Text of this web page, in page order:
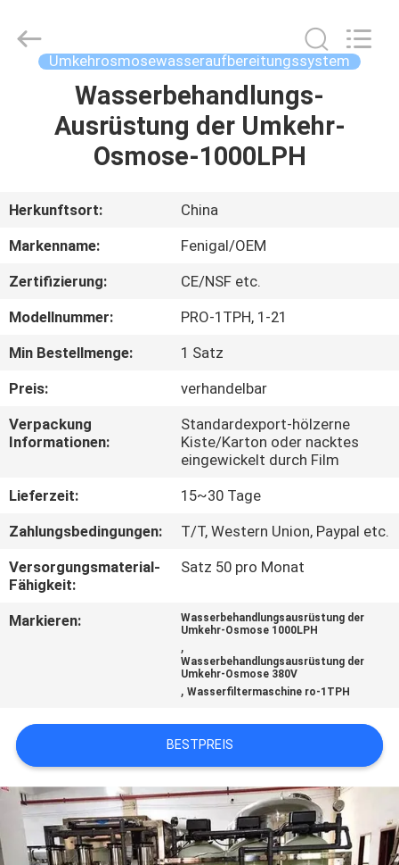
PRODUKTE
ÜBER
UNS
FABRIK-
AUSFLUG
QUALITÄTSKONTROLLE
TRETEN
MIT
UNS
IN
VERBINDUNG
SIE EIN
ZITAT
SITEMAP
Umkehrosmosewasseraufbereitungssystem
Wasserbehandlungs-
Ausrüstung der Umkehr-
Osmose-1000LPH
Herkunftsort:
China
Markenname:
Fenigal/OEM
Zertifizierung:
CE/NSF etc.
Modellnummer:
PRO-1TPH, 1-21
Min Bestellmenge:
1 Satz
Preis:
verhandelbar
Verpackung
Informationen:
Standardexport-hölzerne
Kiste/Karton oder nacktes
eingewickelt durch Film
Lieferzeit:
15~30 Tage
Zahlungsbedingungen:
T/T, Western Union, Paypal etc.
Versorgungsmaterial-
Fähigkeit:
Satz 50 pro Monat
Markieren:
Wasserbehandlungsausrüstung der
Umkehr-Osmose 1000LPH
,
Wasserbehandlungsausrüstung der
Umkehr-Osmose 380V
,Wasserfiltermaschine ro-1TPH
BESTPREIS